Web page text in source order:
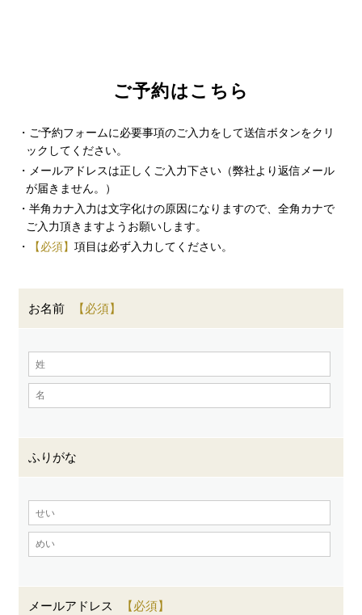
ご予約はこちら
・ご予約フォームに必要事項のご入力をして送信ボタンをクリ
ックしてください。
・メールアドレスは正しくご入力下さい（弊社より返信メール
が届きません。）
・半角カナ入力は文字化けの原因になりますので、全角カナで
ご入力頂きますようお願いします。
・
【必須】 項目は必ず入力してください。
お名前
ふりがな
メールアドレス